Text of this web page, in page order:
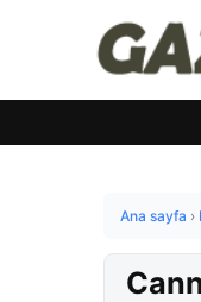
Ana sayfa ›